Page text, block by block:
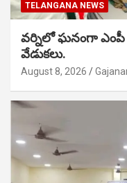
TELANGANA NEWS
వర్నిలో ఘనంగా ఎంపీ
వేడుకలు.
August 8, 2026